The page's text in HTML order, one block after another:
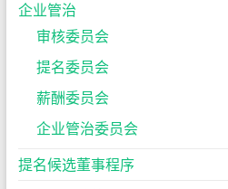
企业管治
审核委员会
提名委员会
薪酬委员会
企业管治委员会
提名候选董事程序